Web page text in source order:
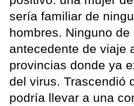
sería familiar de
hombres. Ninguno
antecedente de viaje
provincias donde ya
del virus. Trascendió
podría llevar a una